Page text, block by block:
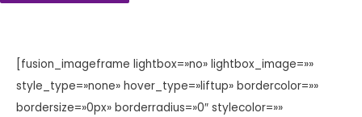
[fusion_imageframe lightbox=»no» lightbox_image=»»
style_type=»none» hover_type=»liftup» bordercolor=»»
bordersize=»0px» borderradius=»0″ stylecolor=»»